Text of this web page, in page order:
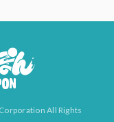
All Rights